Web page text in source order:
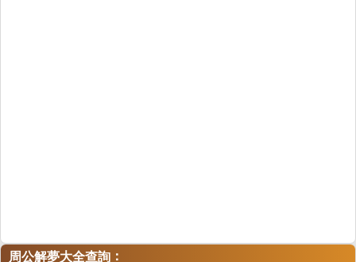
周公解夢大全查詢 ：